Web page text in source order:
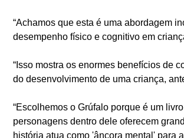
“Achamos que esta é uma abordagem
desempenho físico e cognitivo em
“Isso mostra os enormes benefícios de
do desenvolvimento de uma criança,
“Escolhemos o Grúfalo porque é um
personagens dentro dele oferecem
história atua como 'âncora mental' para